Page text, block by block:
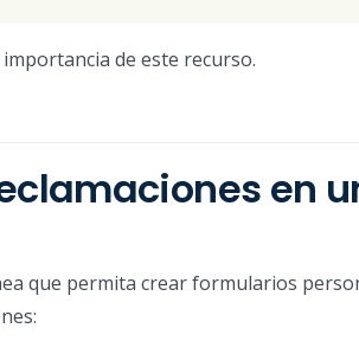
de este recurso.
en
que permita crear formularios